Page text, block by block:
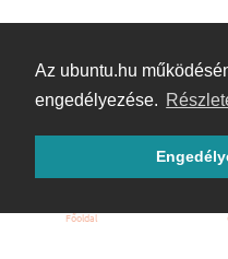
Az ubuntu.hu
engedélyezése.
Főoldal